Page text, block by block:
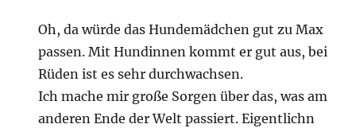
Oh, da würde das Hundemädchen gut zu Max
passen. Mit Hundinnen kommt er gut aus, bei
Rüden ist es sehr durchwachsen.
Ich mache mir große Sorgen über das, was am
anderen Ende der Welt passiert. Eigentlichn